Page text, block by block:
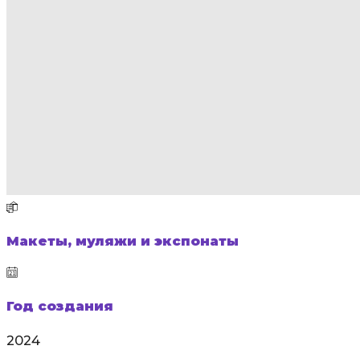
Макеты, муляжи и экспонаты
Год создания
2024